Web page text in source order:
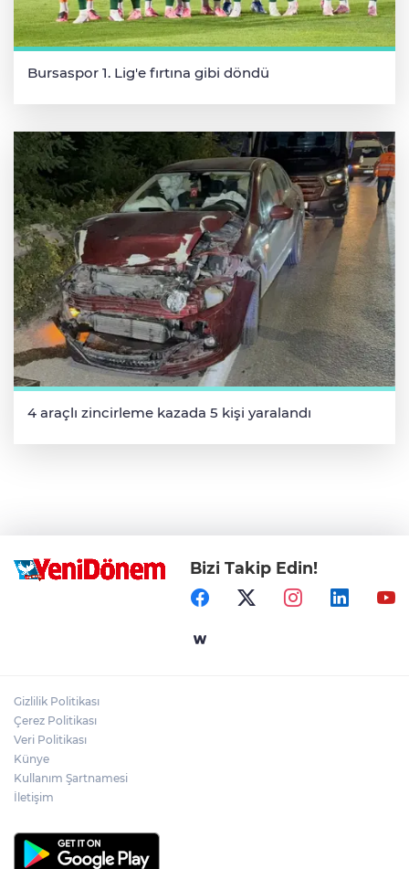
Bursaspor 1. Lig'e fırtına gibi döndü
4 araçlı zincirleme kazada 5 kişi yaralandı
Bizi Takip Edin!
Gizlilik Politikası
Çerez Politikası
Veri Politikası
Künye
Kullanım Şartnamesi
İletişim